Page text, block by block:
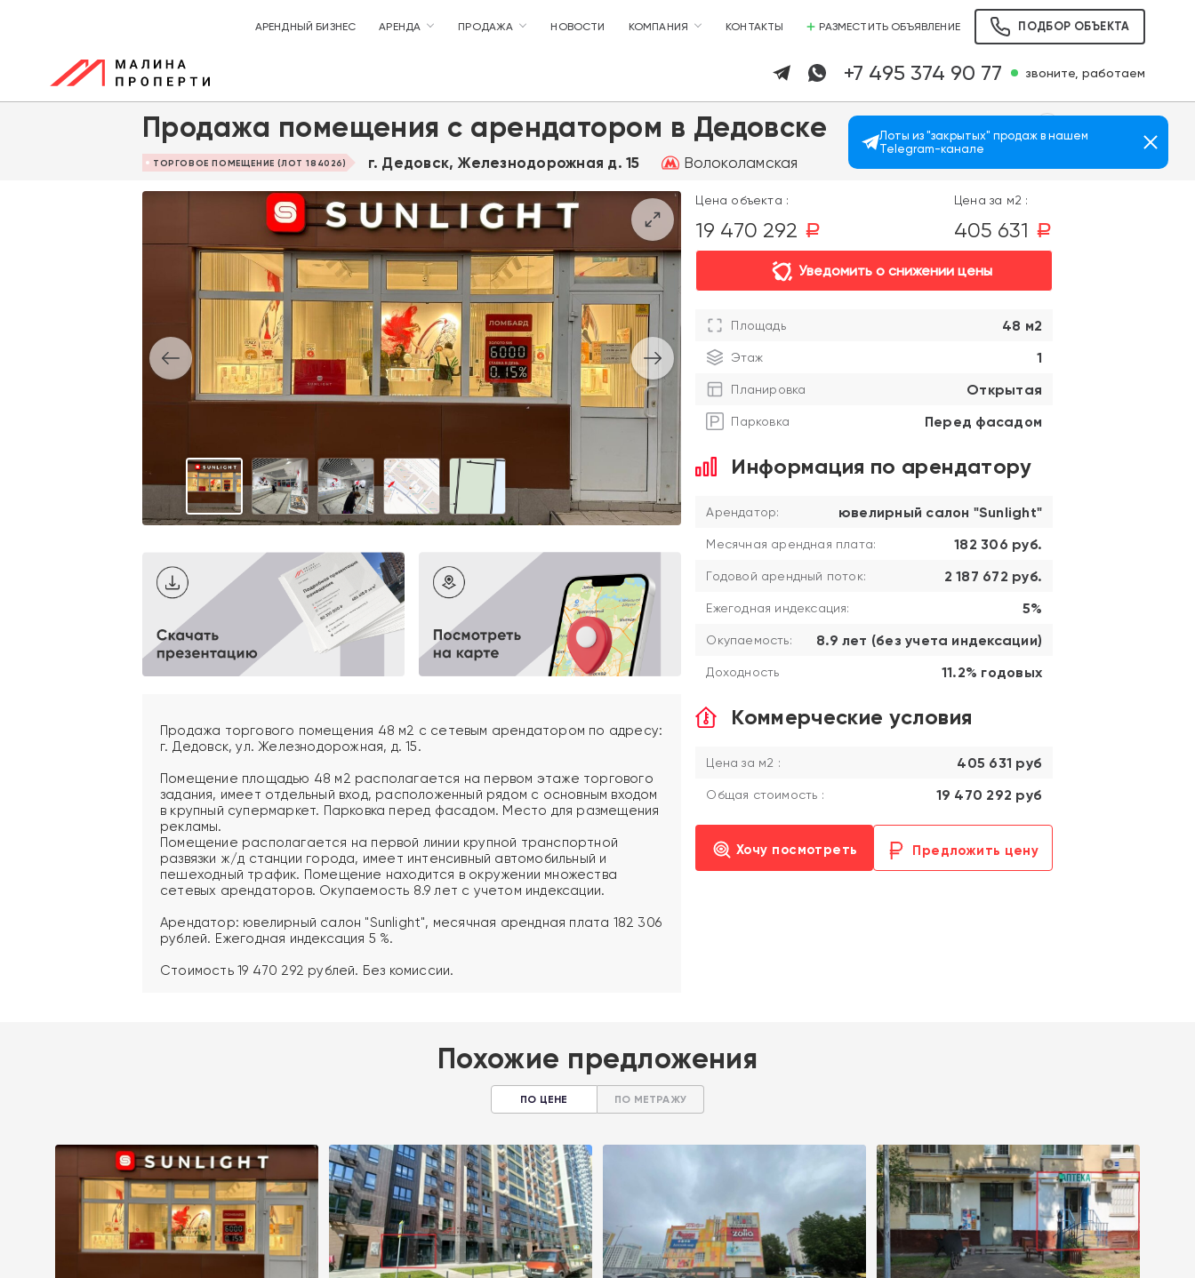
АРЕНДНЫЙ БИЗНЕС АРЕНДА ПРОДАЖА НОВОСТИ КОМПАНИЯ КОНТАКТЫ РАЗМЕСТИТЬ ОБЪЯВЛЕНИЕ ПОДБОР ОБЪЕКТА
+7 495 374 90 77 звоните, работаем
Продажа помещения с арендатором в Дедовске
ТОРГОВОЕ ПОМЕЩЕНИЕ (ЛОТ 184026) г. Дедовск, Железнодорожная д. 15 Волоколамская
Продажа торгового помещения 48 м2 с сетевым арендатором по адресу:
г. Дедовск, ул. Железнодорожная, д. 15.
Помещение площадью 48 м2 располагается на первом этаже торгового
задания, имеет отдельный вход, расположенный рядом с основным входом
в крупный супермаркет. Парковка перед фасадом. Место для размещения
рекламы.
Помещение располагается на первой линии крупной транспортной
развязки ж/д станции города, имеет интенсивный автомобильный и
пешеходный трафик. Помещение находится в окружении множества
сетевых арендаторов. Окупаемость 8.9 лет с учетом индексации.
Арендатор: ювелирный салон "Sunlight", месячная арендная плата 182 306
рублей. Ежегодная индексация 5 %.
Стоимость 19 470 292 рублей. Без комиссии.
Цена объекта :
19 470 292 a
Цена за м2 :
405 631 a
Уведомить о снижении цены
Площадь 48 м2
Этаж 1
Планировка Открытая
Парковка Перед фасадом
Информация по арендатору
Арендатор: ювелирный салон "Sunlight"
Месячная арендная плата: 182 306 руб.
Годовой арендный поток: 2 187 672 руб.
Ежегодная индексация: 5%
Окупаемость: 8.9 лет (без учета индексации)
Доходность 11.2% годовых
Коммерческие условия
Цена за м2 : 405 631 руб
Общая стоимость : 19 470 292 руб
Хочу посмотреть Предложить цену
Похожие предложения
ПО ЦЕНЕ ПО МЕТРАЖУ
Лоты из "закрытых" продаж в нашем
Telegram-канале